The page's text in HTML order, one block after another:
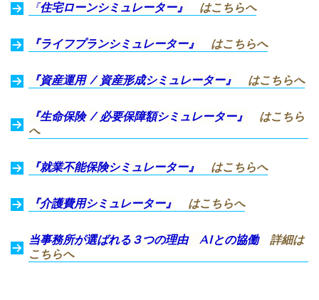
『住宅ローンシミュレーター』 はこちらへ
『ライフプランシミュレーター』 はこちらへ
『資産運用 / 資産形成シミュレーター』 はこちらへ
『生命保険 / 必要保障額シミュレーター』
はこちら
へ
『就業不能保険シミュレーター』 はこちらへ
『介護費用シミュレーター』 はこちらへ
当事務所が選ばれる３つの理由 AIとの協働詳細は
こちらへ